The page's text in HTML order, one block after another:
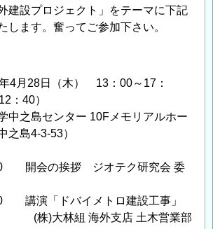
建設プロジェクト」をテーマに下記
します。奮ってご参加下さい。
4月28日（木） 13：00～17：
：40）
中之島センター 10Fメモリアルホー
之島4-3-53）
開会の挨拶 ジオテク研究会 委
講演「ドバイメトロ建設工事」
海外支店 土木営業部